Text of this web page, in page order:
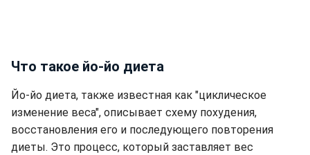
Что такое йо-йо диета
Йо-йо диета, также известная как "циклическое
изменение веса", описывает схему похудения,
восстановления его и последующего повторения
диеты. Это процесс, который заставляет вес